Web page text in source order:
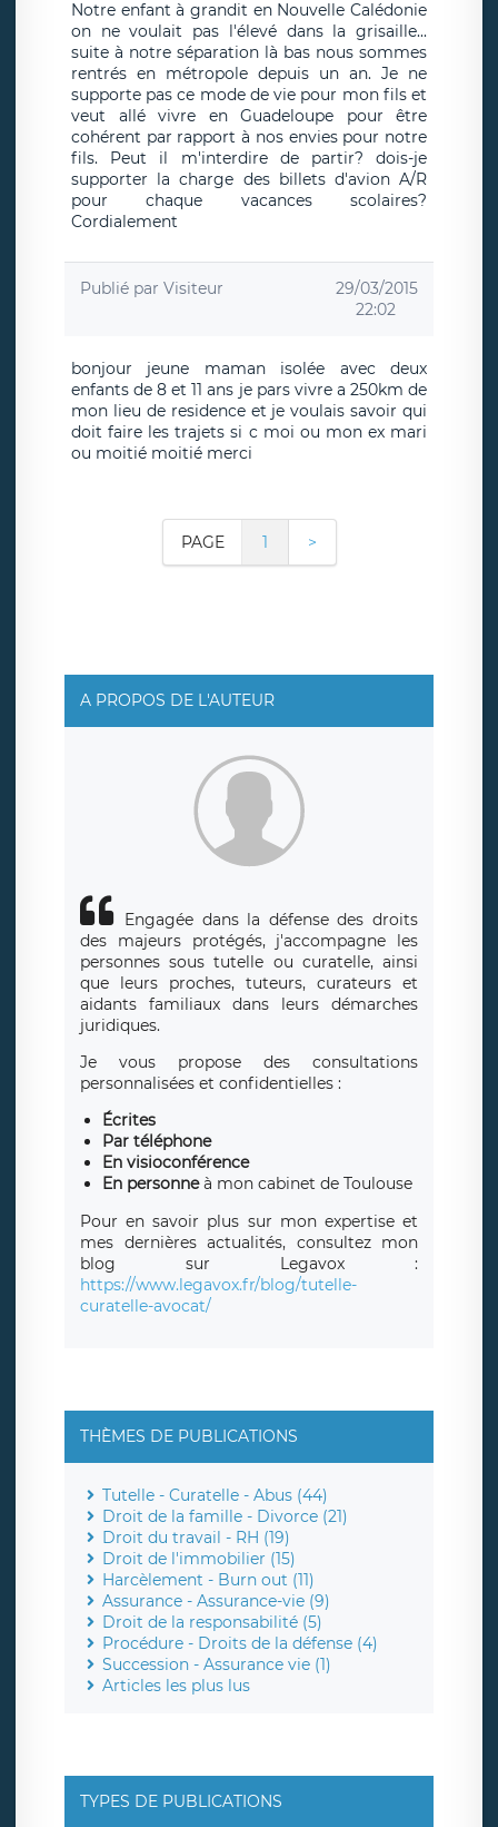
Notre enfant à grandit en Nouvelle Calédonie
on ne voulait pas l'élevé dans la grisaille...
suite à notre séparation là bas nous sommes
rentrés en métropole depuis un an. Je ne
supporte pas ce mode de vie pour mon fils et
veut allé vivre en Guadeloupe pour être
cohérent par rapport à nos envies pour notre
fils. Peut il m'interdire de partir? dois-je
supporter la charge des billets d'avion A/R
pour chaque vacances scolaires?
Cordialement
Publié par Visiteur
29/03/2015
22:02
bonjour jeune maman isolée avec deux
enfants de 8 et 11 ans je pars vivre a 250km de
mon lieu de residence et je voulais savoir qui
doit faire les trajets si c moi ou mon ex mari
ou moitié moitié merci
PAGE 1 >
A PROPOS DE L'AUTEUR
Engagée dans la défense des droits
des majeurs protégés, j'accompagne les
personnes sous tutelle ou curatelle, ainsi
que leurs proches, tuteurs, curateurs et
aidants familiaux dans leurs démarches
juridiques.
Je vous propose des consultations
personnalisées et confidentielles :
Écrites
Par téléphone
En visioconférence
En personneà mon cabinet de Toulouse
Pour en savoir plus sur mon expertise et
mes dernières actualités, consultez mon
blog sur Legavox :
https://www.legavox.fr/blog/tutelle-
curatelle-avocat/
THÈMES DE PUBLICATIONS
Tutelle - Curatelle - Abus (44)
Droit de la famille - Divorce (21)
Droit du travail - RH (19)
Droit de l'immobilier (15)
Harcèlement - Burn out (11)
Assurance - Assurance-vie (9)
Droit de la responsabilité (5)
Procédure - Droits de la défense (4)
Succession - Assurance vie (1)
Articles les plus lus
TYPES DE PUBLICATIONS